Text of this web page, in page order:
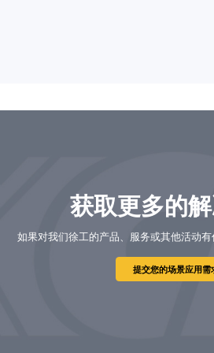
获取更多的
如果对我们徐工的产品、服务或其他活动有
提交您的场景应用需